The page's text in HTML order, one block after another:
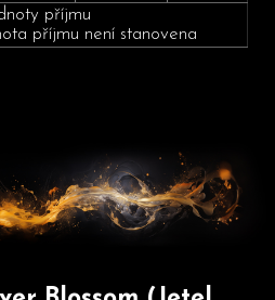
příjmu
příjmu není stanovena